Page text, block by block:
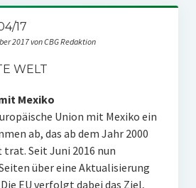
17
2017 von CBG Redaktion
WELT
Mexiko
Union mit Mexiko ein
ab, das ab dem Jahr 2000
trat. Seit Juni 2016 nun
über eine Aktualisierung
EU verfolgt dabei das Ziel,